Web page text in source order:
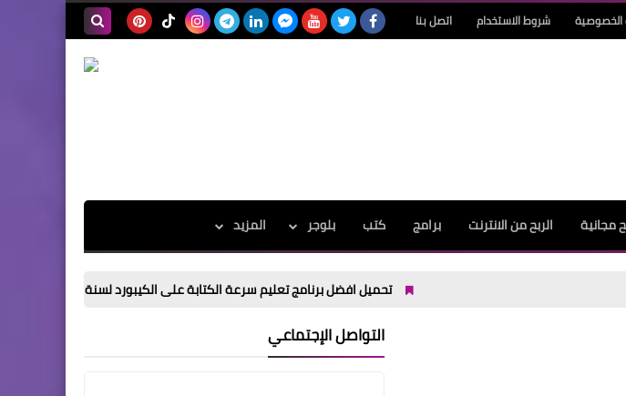
شروط الاستخدام اتصل بنا
بحث هذه
مجانية الربح من الانترنت برامج كتب بلوجر المزيد
تحميل افضل برنامج تعليم سرعة الكتابة على الكيبورد لسنة 2026
التواصل الإجتماعي